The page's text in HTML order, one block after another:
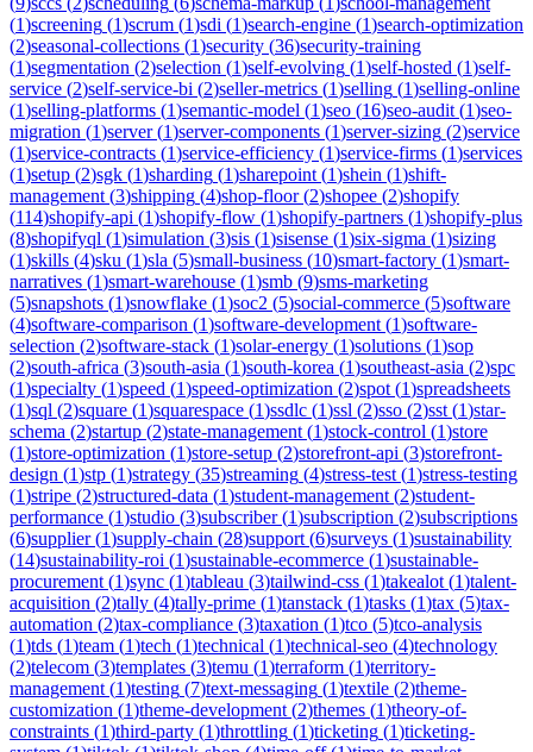
(1)screening (1)scrum (1)sdi (1)search-engine (1)search-optimization
(2)seasonal-collections (1)security (36)security-training
(1)segmentation (2)selection (1)self-evolving (1)self-hosted (1)self-
service (2)self-service-bi (2)seller-metrics (1)selling (1)selling-online
(1)selling-platforms (1)semantic-model (1)seo (16)seo-audit (1)seo-
migration (1)server(1)server-components (1)server-sizing (2)service
(1)service-contracts (1)service-efficiency (1)service-firms (1)services
(1)setup (2)sgk (1)sharding (1)sharepoint (1)shein (1)shift-
management (3)shipping (4)shop-floor(2)shopee (2)shopify
(114)shopify-api (1)shopify-flow (1)shopify-partners (1)shopify-plus
(8)shopifyql (1)simulation (3)sis (1)sisense (1)six-sigma (1)sizing
(1)skills (4)sku (1)sla (5)small-business (10)smart-factory (1)smart-
narratives (1)smart-warehouse (1)smb (9)sms-marketing
(5)snapshots (1)snowflake (1)soc2 (5)social-commerce (5)software
(4)software-comparison (1)software-development (1)software-
selection (2)software-stack (1)solar-energy (1)solutions (1)sop
(2)south-africa (3)south-asia (1)south-korea (1)southeast-asia (2)spc
(1)specialty (1)speed (1)speed-optimization (2)spot (1)spreadsheets
(1)sql (2)square (1)squarespace (1)ssdlc (1)ssl (2)sso (2)sst (1)star-
schema (2)startup (2)state-management (1)stock-control (1)store
(1)store-optimization (1)store-setup (2)storefront-api (3)storefront-
design (1)stp (1)strategy (35)streaming (4)stress-test (1)stress-testing
(1)stripe (2)structured-data (1)student-management (2)student-
performance (1)studio (3)subscriber(1)subscription (2)subscriptions
(6)supplier(1)supply-chain (28)support (6)surveys (1)sustainability
(14)sustainability-roi (1)sustainable-ecommerce (1)sustainable-
procurement (1)sync (1)tableau (3)tailwind-css (1)takealot (1)talent-
acquisition (2)tally (4)tally-prime (1)tanstack (1)tasks (1)tax (5)tax-
automation (2)tax-compliance (3)taxation (1)tco (5)tco-analysis
(1)tds (1)team (1)tech (1)technical (1)technical-seo (4)technology
(2)telecom (3)templates (3)temu (1)terraform (1)territory-
management (1)testing (7)text-messaging (1)textile (2)theme-
customization (1)theme-development (2)themes (1)theory-of-
constraints (1)third-party (1)throttling (1)ticketing (1)ticketing-